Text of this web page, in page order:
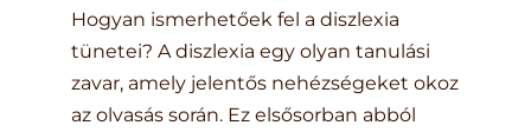
Hogyan ismerhetőek fel a diszlexia
tünetei? A diszlexia egy olyan tanulási
zavar, amely jelentős nehézségeket okoz
az olvasás során. Ez elsősorban abból